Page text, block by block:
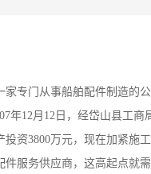
专门从事船舶配件制造的
年12月12日，经岱山县工
资3800万元，现在加紧施
件服务供应商，这高起点就